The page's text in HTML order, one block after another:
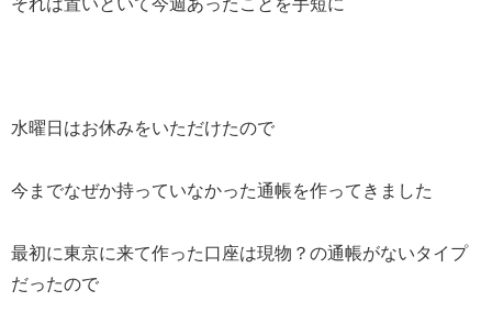
水曜日はお休みをいただけたので
今までなぜか持っていなかった通帳を作ってきました
最初に東京に来て作った口座は現物？の通帳がないタイプ
だったので